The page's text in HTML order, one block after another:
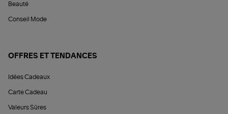
Beauté
Conseil Mode
OFFRES ET TENDANCES
Idées Cadeaux
Carte Cadeau
Valeurs Sûres